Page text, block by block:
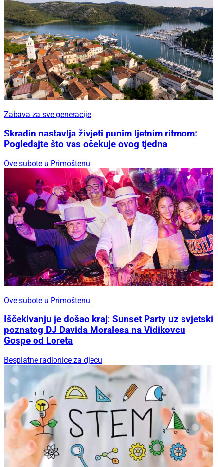
Zabava za sve generacije
Skradin nastavlja živjeti punim ljetnim ritmom:
Pogledajte što vas očekuje ovog tjedna
Ove subote u Primoštenu
Ove subote u Primoštenu
Iščekivanju je došao kraj: Sunset Party uz svjetski
poznatog DJ Davida Moralesa na Vidikovcu
Gospe od Loreta
Besplatne radionice za djecu